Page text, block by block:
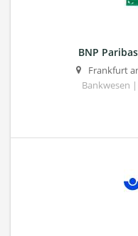
BNP
Frankfurt
Bankwesen